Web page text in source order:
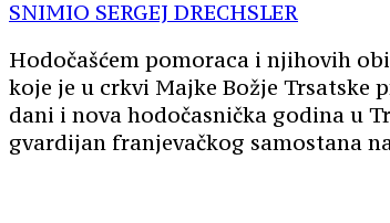
Hodočašćem pomoraca i njihovih
koje je u crkvi Majke Božje Trsatske
dani i nova hodočasnička godina u
gvardijan franjevačkog samostana